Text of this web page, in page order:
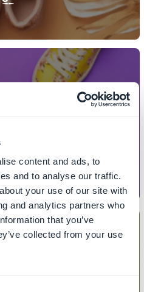
content and ads, to
and to analyse our traffic.
your use of our site with
and analytics partners who
that you’ve
collected from your use